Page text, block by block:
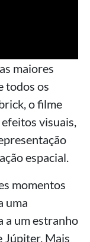
maiores
todos os
o filme
visuais,
espacial.
momentos
uma
a um estranho
Júpiter. Mais